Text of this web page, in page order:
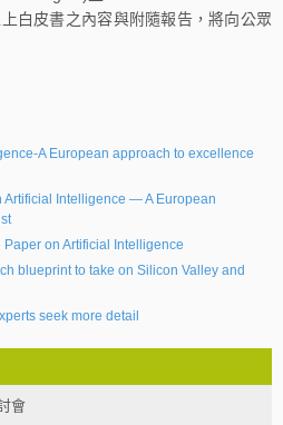
皮書之內容與附隨報告，將向公眾
A European approach to excellence
Artificial Intelligence — A European
Paper on Artificial Intelligence
blueprint to take on Silicon Valley and
seek more detail
會